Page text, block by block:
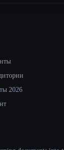
2026